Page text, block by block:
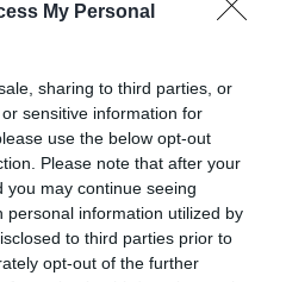
My Personal
sharing to third parties, or
sensitive information for
use the below opt-out
Please note that after your
may continue seeing
personal information utilized by
to third parties prior to
opt-out of the further
της
πιο ανταγωνιστική,
ελληνική
Συνελήφθη
και δύο ψαλίδια